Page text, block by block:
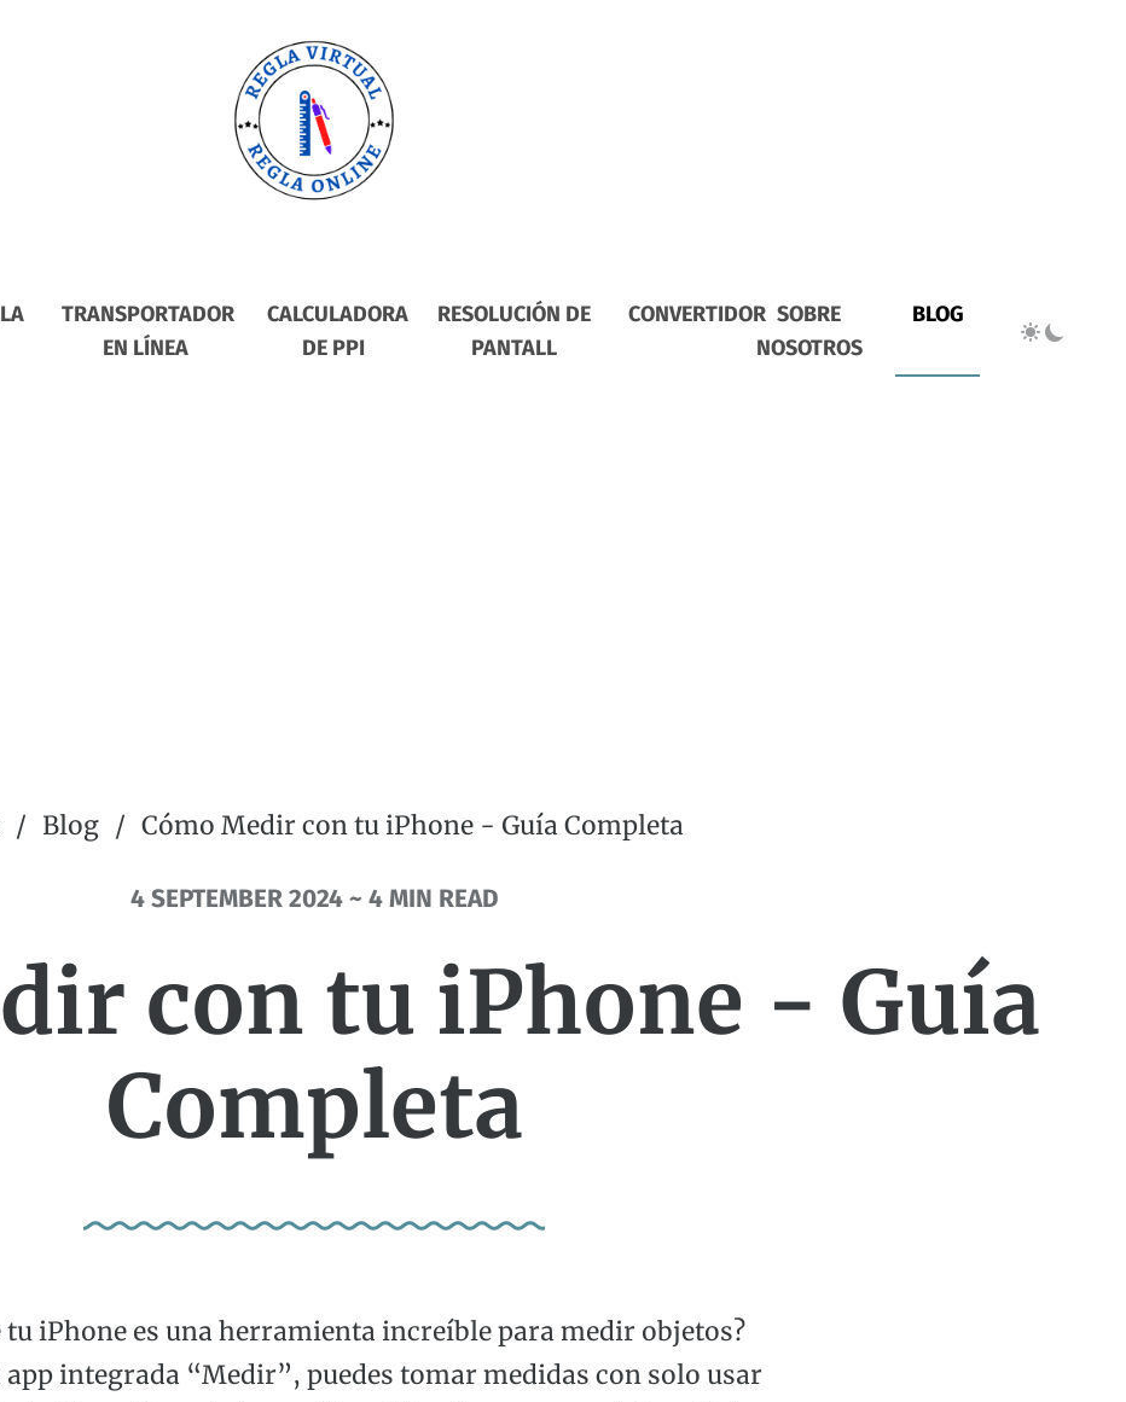
TRANSPORTADOR
EN LÍNEA
CALCULADORA
DE PPI
RESOLUCIÓN DE
PANTALL
CONVERTIDOR SOBRE
NOSOTROS
BLOG
Blog Cómo Medir con tu iPhone - Guía Completa
4 SEPTEMBER 2024 ~ 4 MIN READ
con tu iPhone - Guía
Completa
tu iPhone es una herramienta increíble para medir objetos?
app integrada “Medir”, puedes tomar medidas con solo usar